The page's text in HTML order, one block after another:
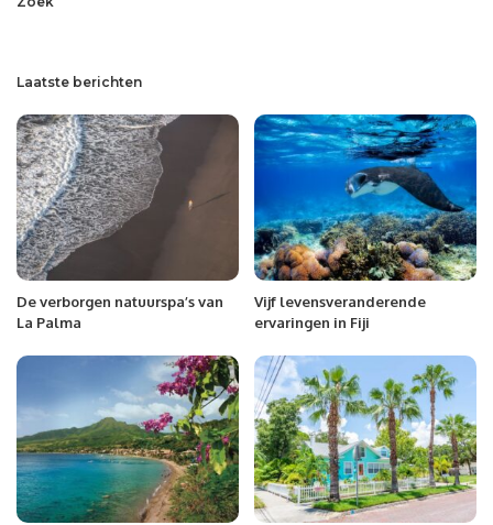
Laatste berichten
De verborgen natuurspa’s van
La Palma
Vijf levensveranderende
ervaringen in Fiji